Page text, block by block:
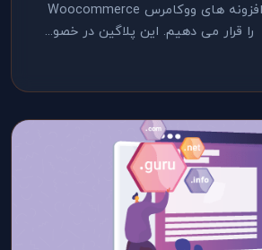
در فهرست بهترین افزونه های ووکامرس Woocommerce